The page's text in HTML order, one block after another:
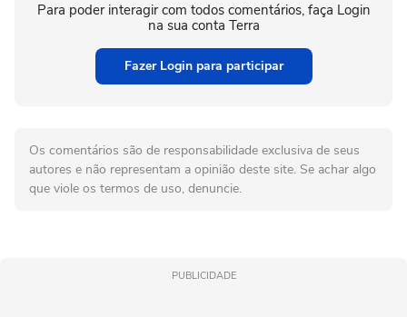
Para poder interagir com todos comentários, faça Login
na sua conta Terra
Fazer Login para participar
Os comentários são de responsabilidade exclusiva de seus
autores e não representam a opinião deste site. Se achar algo
que viole os termos de uso, denuncie.
PUBLICIDADE